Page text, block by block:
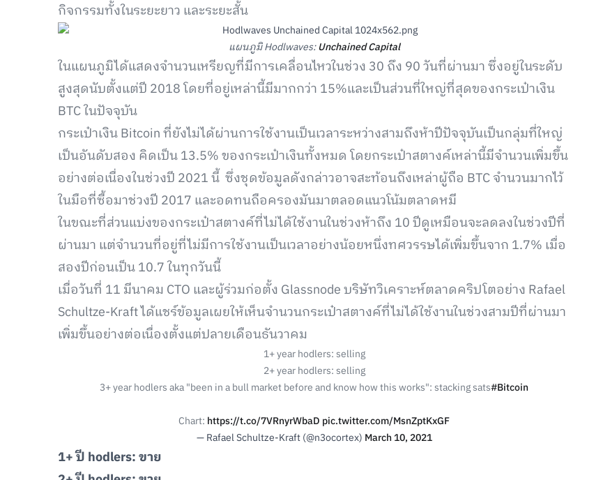
กิจกรรมทั้งในระยะยาว และระยะสั้น
แผนภูมิ Hodlwaves:Unchained Capital
ในแผนภูมิได้แสดงจำนวนเหรียญที่มีการเคลื่อนไหวในช่วง 30 ถึง 90 วันที่ผ่านมา ซึ่งอยู่ในระดับ
สูงสุดนับตั้งแต่ปี 2018 โดยที่อยู่เหล่านี้มีมากกว่า 15%และเป็นส่วนที่ใหญ่ที่สุดของกระเป๋าเงิน
BTC ในปัจจุบัน
กระเป๋าเงิน Bitcoin ที่ยังไม่ได้ผ่านการใช้งานเป็นเวลาระหว่างสามถึงห้าปีปัจจุบันเป็นกลุ่มที่ใหญ่
เป็นอันดับสอง คิดเป็น 13.5% ของกระเป๋าเงินทั้งหมด โดยกระเป๋าสตางค์เหล่านี้มีจำนวนเพิ่มขึ้น
อย่างต่อเนื่องในช่วงปี 2021 นี้ ซึ่งชุดข้อมูลดังกล่าวอาจสะท้อนถึงเหล่าผู้ถือ BTC จำนวนมากไว้
ในมือที่ซื้อมาช่วงปี 2017 และอดทนถือครองมันมาตลอดแนวโน้มตลาดหมี
ในขณะที่ส่วนแบ่งของกระเป๋าสตางค์ที่ไม่ได้ใช้งานในช่วงห้าถึง 10 ปีดูเหมือนจะลดลงในช่วงปีที่
ผ่านมา แต่จำนวนที่อยู่ที่ไม่มีการใช้งานเป็นเวลาอย่างน้อยหนึ่งทศวรรษได้เพิ่มขึ้นจาก 1.7% เมื่อ
สองปีก่อนเป็น 10.7 ในทุกวันนี้
เมื่อวันที่ 11 มีนาคม CTO และผู้ร่วมก่อตั้ง Glassnode บริษัทวิเคราะห์ตลาดคริปโตอย่าง Rafael
Schultze-Kraft ได้แชร์ข้อมูลเผยให้เห็นจำนวนกระเป๋าสตางค์ที่ไม่ได้ใช้งานในช่วงสามปีที่ผ่านมา
เพิ่มขึ้นอย่างต่อเนื่องตั้งแต่ปลายเดือนธันวาคม
1+ year hodlers: selling
2+ year hodlers: selling
3+ year hodlers aka "been in a bull market before and know how this works": stacking sats#Bitcoin
Chart: https://t.co/7VRnyrWbaD pic.twitter.com/MsnZptKxGF
— Rafael Schultze-Kraft (@n3ocortex) March 10, 2021
1+ ปี hodlers: ขาย